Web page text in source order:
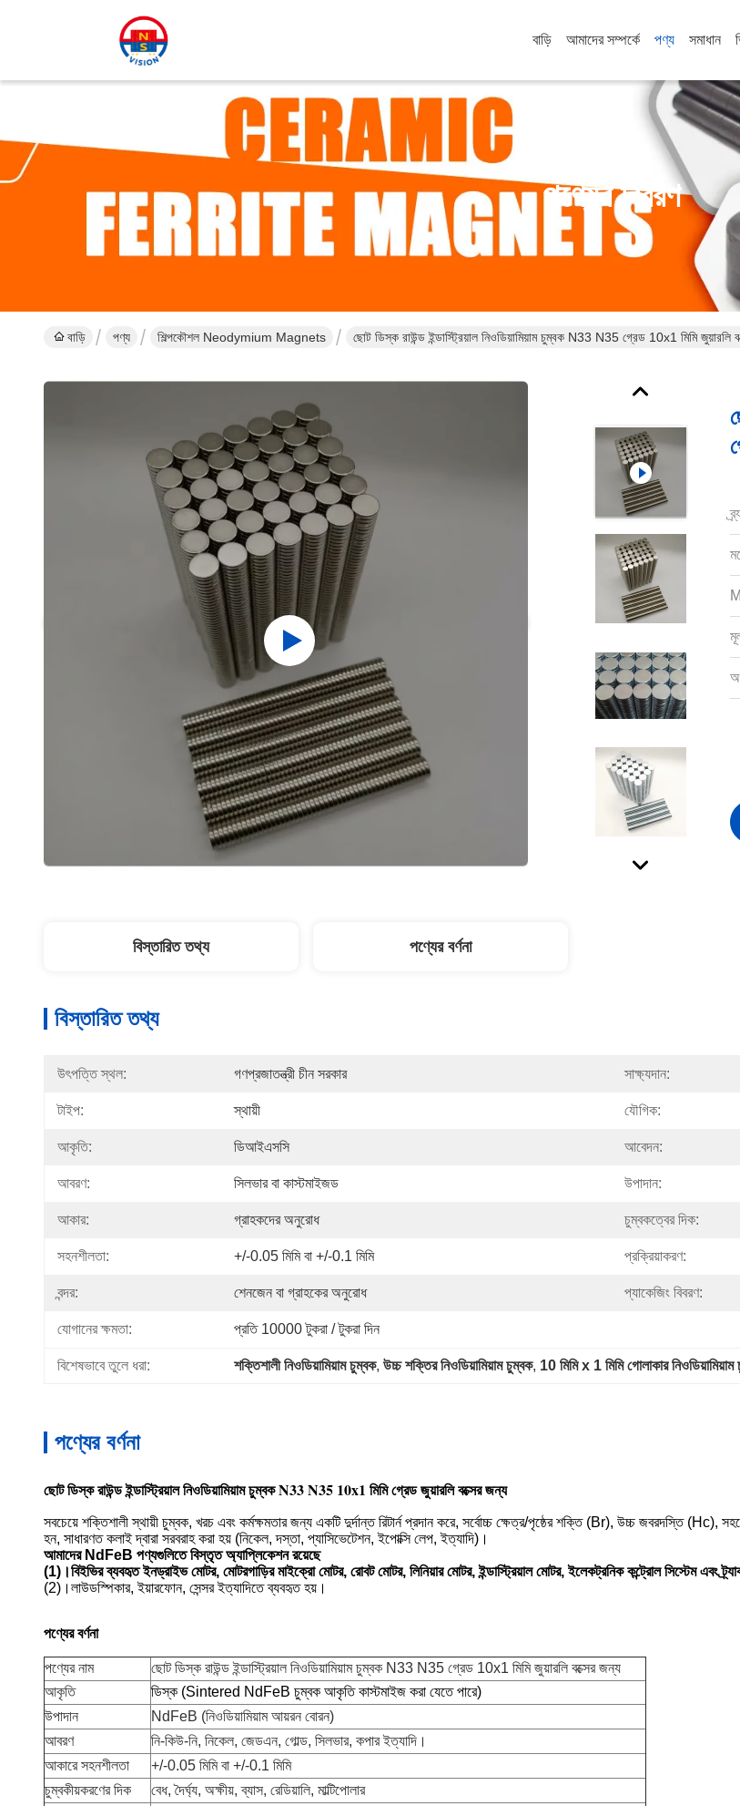
বাড়ি আমাদের সম্পর্কে পণ্য সমাধান
পণ্যের বিবরণ
বাড়ি পণ্য শিল্পকৌশল Neodymium Magnets ছোট ডিস্ক রাউন্ড ইন্ডাস্ট্রিয়াল নিওডিয়ামিয়াম চুম্বক N33 N35 গ্রেড 10x1 মিমি জুয়ারলি
বিস্তারিত তথ্য পণ্যের বর্ণনা
বিস্তারিত তথ্য
উৎপত্তি স্থল: গণপ্রজাতন্ত্রী চীন সরকার সাক্ষ্যদান:
টাইপ: স্থায়ী যৌগিক:
আকৃতি: ডিআইএসসি আবেদন:
আবরণ: সিলভার বা কাস্টমাইজড উপাদান:
আকার: গ্রাহকদের অনুরোধ চুম্বকত্বের দিক:
সহনশীলতা: +/-0.05 মিমি বা +/-0.1 মিমি প্রক্রিয়াকরণ:
বন্দর: শেনজেন বা গ্রাহকের অনুরোধ প্যাকেজিং বিবরণ:
যোগানের ক্ষমতা: প্রতি 10000 টুকরা / টুকরা দিন
বিশেষভাবে তুলে ধরা: শক্তিশালী নিওডিয়ামিয়াম চুম্বক, উচ্চ শক্তির নিওডিয়ামিয়াম চুম্বক, 10 মিমি x 1 মিমি গোলাকার
পণ্যের বর্ণনা
ছোট ডিস্ক রাউন্ড ইন্ডাস্ট্রিয়াল নিওডিয়ামিয়াম চুম্বক N33 N35 10x1 মিমি গ্রেড জুয়ারলি বক্সের জন্য
সবচেয়ে শক্তিশালী স্থায়ী চুম্বক, খরচ এবং কর্মক্ষমতার জন্য একটি দুর্দান্ত রিটার্ন প্রদান করে, সর্বোচ্চ ক্ষেত্র/পৃষ্ঠের শক্তি (Br), উচ্চ জবরদস্তি (Hc),
হন, সাধারণত কলাই দ্বারা সরবরাহ করা হয় (নিকেল, দস্তা, প্যাসিভেটেশন, ইপোক্সি লেপ, ইত্যাদি)।
আমাদের NdFeB পণ্যগুলিতে বিস্তৃত অ্যাপ্লিকেশন রয়েছে
(1)।বিইভির ব্যবহৃত ইনড্রাইভ মোটর, মোটরগাড়ির মাইক্রো মোটর, রোবট মোটর, লিনিয়ার মোটর, ইন্ডাস্ট্রিয়াল মোটর, ইলেকট্রনিক কন্ট্রোল সিস্টেম এবং
(2)।লাউডস্পিকার, ইয়ারফোন, সেন্সর ইত্যাদিতে ব্যবহৃত হয়।
পণ্যের বর্ণনা
পণ্যের নাম
ছোট ডিস্ক রাউন্ড ইন্ডাস্ট্রিয়াল নিওডিয়ামিয়াম চুম্বক N33 N35 গ্রেড 10x1 মিমি জুয়ারলি বক্সের জন্য
আকৃতি
ডিস্ক (Sintered NdFeB চুম্বক আকৃতি কাস্টমাইজ করা যেতে পারে)
উপাদান
NdFeB (নিওডিয়ামিয়াম আয়রন বোরন)
আবরণ
নি-কিউ-নি, নিকেল, জেডএন, গোল্ড, সিলভার, কপার ইত্যাদি।
আকারে সহনশীলতা
+/-0.05 মিমি বা +/-0.1 মিমি
চুম্বকীয়করণের দিক
বেধ, দৈর্ঘ্য, অক্ষীয়, ব্যাস, রেডিয়ালি, মাল্টিপোলার